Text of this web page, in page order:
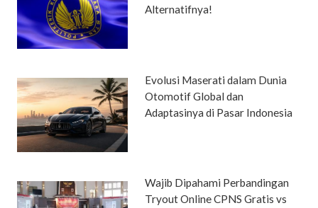
Alternatifnya!
Evolusi Maserati dalam Dunia
Otomotif Global dan
Adaptasinya di Pasar Indonesia
Wajib Dipahami Perbandingan
Tryout Online CPNS Gratis vs